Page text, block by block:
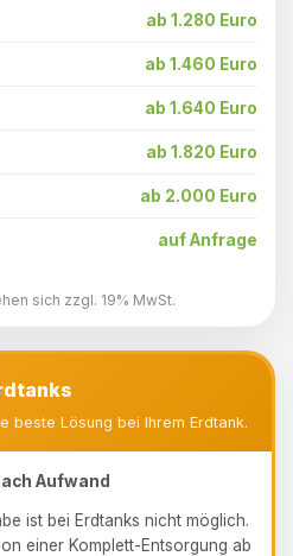
ab 1.280 Euro
ab 1.460 Euro
ab 1.640 Euro
ab 1.820 Euro
ab 2.000 Euro
auf Anfrage
sich zzgl. 19% MwSt.
beste Lösung bei Ihrem Erdtank.
Aufwand
ist bei Erdtanks nicht möglich.
einer Komplett-Entsorgung ab